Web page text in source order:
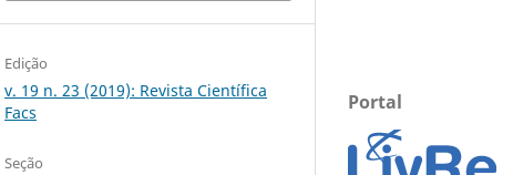
Edição
v. 19 n. 23 (2019): Revista Científica
Facs
Seção
Portal